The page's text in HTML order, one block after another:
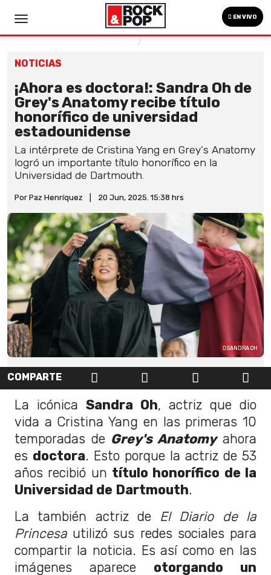
EN VIVO
NOTICIAS
¡Ahora es doctora!: Sandra Oh de
Grey's Anatomy recibe título
honorífico de universidad
estadounidense
La intérprete de Cristina Yang en Grey's Anatomy
logró un importante título honorífico en la
Universidad de Dartmouth.
Por Paz Henríquez 20 Jun, 2025. 15:38 hrs
SANDRA OH
COMPARTE
La icónica Sandra Oh, actriz que dio
vida a Cristina Yang en las primeras 10
temporadas de Grey's Anatomy ahora
es doctora. Esto porque la actriz de 53
años recibió un título honorífico de la
Universidad de Dartmouth.
La también actriz deEl Diario de la
Princesa utilizó sus redes sociales para
compartir la noticia. Es así como en las
imágenes aparece otorgando un